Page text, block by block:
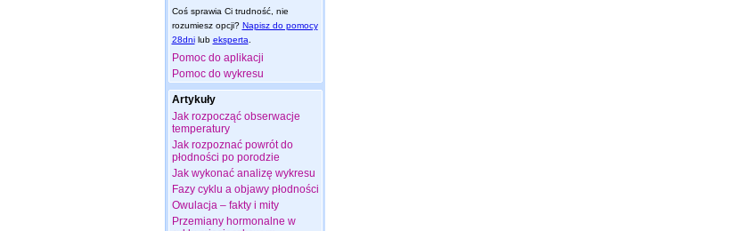
Coś sprawia Ci trudność, nie
rozumiesz opcji? Napisz do pomocy
28dnilub eksperta
Pomoc do aplikacji
Pomoc do wykresu
Artykuły
Jak rozpocząć obserwacje
temperatury
Jak rozpoznać powrót do
płodności po porodzie
Jak wykonać analizę wykresu
Fazy cyklu a objawy płodności
Owulacja – fakty i mity
Przemiany hormonalne w